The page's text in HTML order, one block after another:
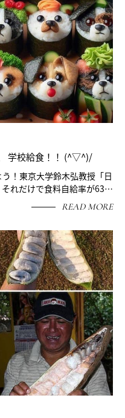
学校給食！！ (^▽^)/
！東京大学鈴木弘教授「日
れだけで食料自給率が63…
READ MORE